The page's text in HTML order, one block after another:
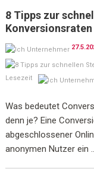
8 Tipps zur
Lesezeit
Was bedeutet
denn je? Eine
abgeschlossener
anonymen Nutzer ein